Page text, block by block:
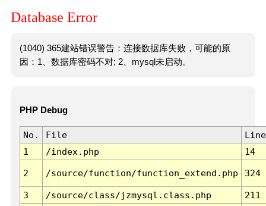
Database Error
(1040) 365建站错误警告：连接数据库失败，可能的原
因：1、数据库密码不对; 2、mysql未启动。
PHP Debug
No. File
Line
1
/index.php 14
2 /source/function/function_extend.php 324
3 /source/class/jzmysql.class.php
211